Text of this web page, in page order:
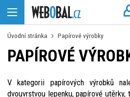
Úvodní stránka Papírové výrobky
PAPÍROVÉ
V kategorii papírových výrobků
dvouvrstvou lepenku, papírové utěrky,